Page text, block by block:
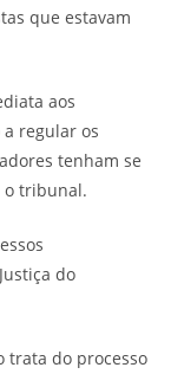
que estavam
aos
regular os
tenham se
o tribunal.
do
trata do processo